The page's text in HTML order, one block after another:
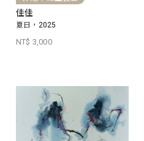
佳佳
夏日，2025
NT$ 3,000